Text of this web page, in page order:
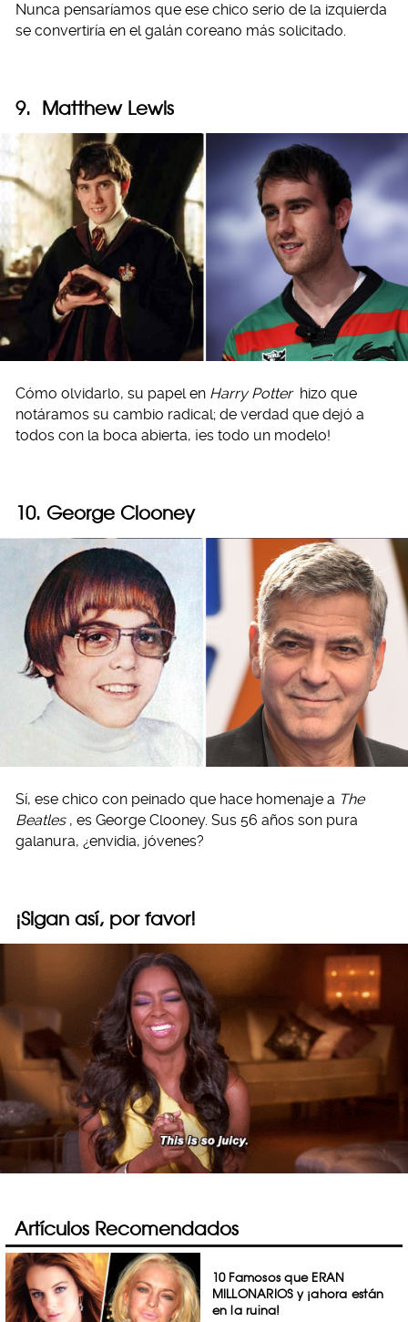
Nunca pensaríamos que ese chico serio de la izquierda
se convertiría en el galán coreano más solicitado.
9. Matthew Lewis
Cómo olvidarlo, su papel en Harry Potter hizo que
notáramos su cambio radical; de verdad que dejó a
todos con la boca abierta, ¡es todo un modelo!
10. George Clooney
Sí, ese chico con peinado que hace homenaje a The
Beatles , es George Clooney. Sus 56 años son pura
galanura, ¿envidia, jóvenes?
¡Sigan así, por favor!
Artículos Recomendados
10 Famosos que ERAN
MILLONARIOS y ¡ahora están
en la ruina!